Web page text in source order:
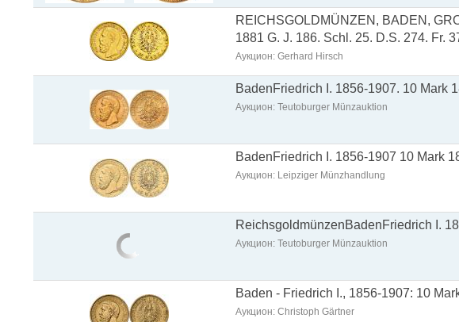
REICHSGOLDMÜNZEN, BADEN,
1881 G. J. 186. Schl. 25. D.S. 274. Fr.
Аукцион: Gerhard Hirsch
BadenFriedrich I. 1856-1907. 10 Mark
Аукцион: Teutoburger Münzauktion
BadenFriedrich I. 1856-1907 10 Mark
Аукцион: Leipziger Münzhandlung
ReichsgoldmünzenBadenFriedrich I.
Аукцион: Teutoburger Münzauktion
Baden - Friedrich I., 1856-1907: 10
Аукцион: Christoph Gärtner